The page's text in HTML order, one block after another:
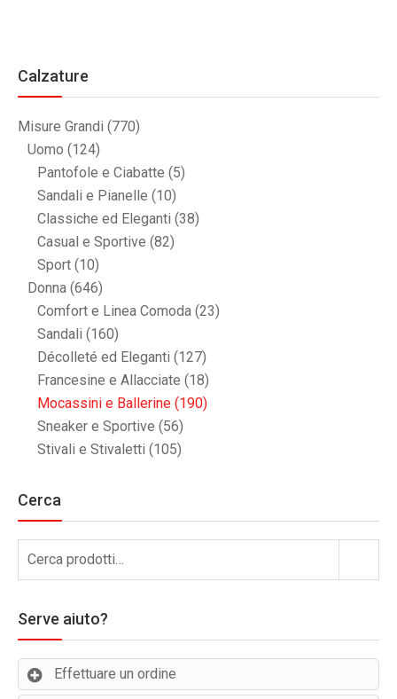
Calzature
Misure Grandi (770)
Uomo (124)
Pantofole e Ciabatte (5)
Sandali e Pianelle (10)
Classiche ed Eleganti (38)
Casual e Sportive (82)
Sport (10)
Donna (646)
Comfort e Linea Comoda (23)
Sandali (160)
Décolleté ed Eleganti (127)
Francesine e Allacciate (18)
Mocassini e Ballerine (190)
Sneaker e Sportive (56)
Stivali e Stivaletti (105)
Cerca
Serve aiuto?
Effettuare un ordine